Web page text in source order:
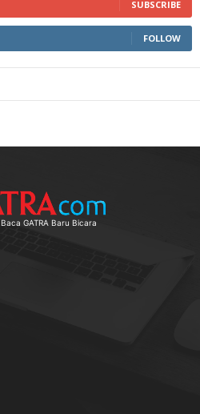
SUBSCRIBE
FOLLOW